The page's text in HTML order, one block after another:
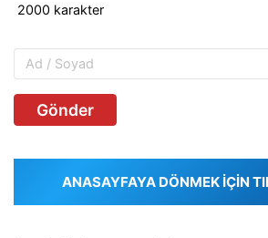
Gönder
ANASAYFAYA DÖNMEK İÇİN